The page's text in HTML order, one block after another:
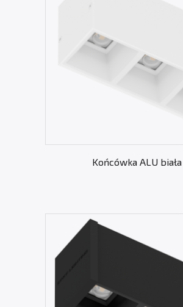
Końcówka ALU biała